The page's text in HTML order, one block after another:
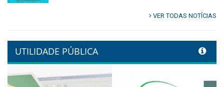
alinhamento estratégico do
Conecta+ Tamandaré.